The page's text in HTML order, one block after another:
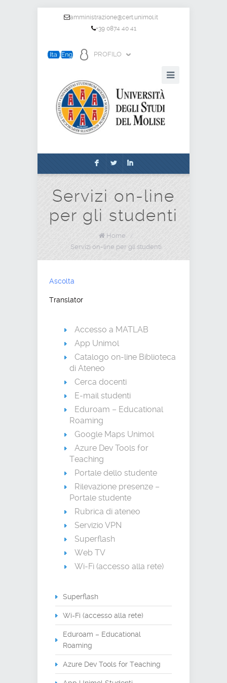
amministrazione@cert.unimol.it
+39 0874 40 41
PROFILO
F L I
Servizi on-line
per gli studenti
Home
/
Servizi on-line per gli studenti
Ascolta
Translator
Accesso a MATLAB
App Unimol
Catalogo on-line Biblioteca
di Ateneo
Cerca docenti
E-mail studenti
Eduroam – Educational
Roaming
Google Maps Unimol
Azure Dev Tools for
Teaching
Portale dello studente
Rilevazione presenze –
Portale studente
Rubrica di ateneo
Servizio VPN
Superflash
Web TV
Wi-Fi (accesso alla rete)
Superflash
Wi-Fi (accesso alla rete)
Eduroam – Educational
Roaming
Azure Dev Tools for Teaching